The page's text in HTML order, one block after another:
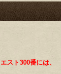
スト300番には、